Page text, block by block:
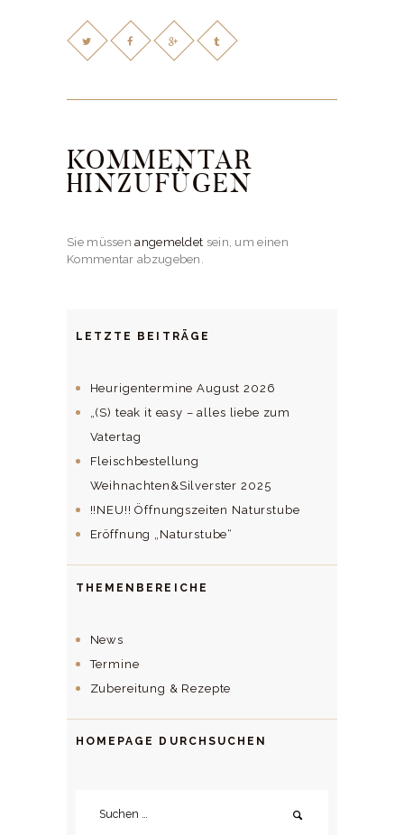
KOMMENTAR
HINZUFÜGEN
Sie müssenangemeldet sein, um einen
Kommentar abzugeben.
LETZTE BEITRÄGE
Heurigentermine August 2026
„(S) teak it easy – alles liebe zum
Vatertag
Fleischbestellung
Weihnachten&Silverster 2025
!!NEU!! Öffnungszeiten Naturstube
Eröffnung „Naturstube“
THEMENBEREICHE
News
Termine
Zubereitung & Rezepte
HOMEPAGE DURCHSUCHEN